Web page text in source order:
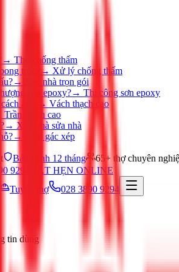
→ Thợ chống thấm
tróc?
→ Xử lý chống thấm
→
Sơn nhà trọn gói
cần epoxy?→ Thi công sơn epoxy
âm?
→ Vách thạch cao
Trần thạch cao
→ Xây nhà sửa nhà
→ Làm gác xép
Bảo hành 12 tháng
65+ thợ chuyên
9294
ĐẶT HẸN ONLINE
Tuyển thợ
028 3890 9294
tin dùng